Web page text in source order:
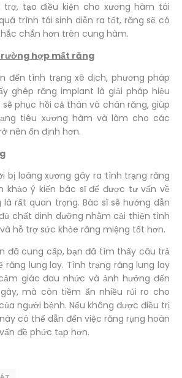
tạo điều kiện cho xương hàm tái
trình tái sinh diễn ra tốt, răng sẽ có
chắn hơn trên cung hàm.
hợp mất răng
đến tình trạng xê dịch, phương pháp
ghép răng implant là giải pháp hiệu
phục hồi cả thân và chân răng, giúp
tiêu xương hàm và làm cho các
nên ổn định hơn.
bị loãng xương gây ra tình trạng răng
khảo ý kiến bác sĩ để được tư vấn về
rất quan trọng. Bác sĩ sẽ hướng dẫn
chất dinh dưỡng nhằm cải thiện tình
hỗ trợ sức khỏe răng miệng tốt hơn.
đã cung cấp, bạn đã tìm thấy câu trả
răng lung lay. Tình trạng răng lung lay
giác đau nhức và ảnh hưởng đến
mà còn tiềm ẩn nhiều rủi ro cho
người bệnh. Nếu không được điều trị
có thể dẫn đến việc răng rụng hoàn
đề phức tạp hơn.